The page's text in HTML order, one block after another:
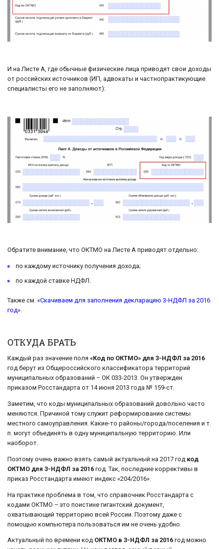
И на Листе А, где обычные физические лица приводят свои доходы
от российских источников (ИП, адвокаты и частнопрактикующие
специалисты его не заполняют):
Обратите внимание, что ОКТМО на Листе А приводят отдельно:
по каждому источнику получения дохода;
по каждой ставке НДФЛ.
Также см. «Скачиваем для заполнения декларацию 3-НДФЛ за 2016
год».
ОТКУДА БРАТЬ
Каждый раз значение поля «Код по ОКТМО» для 3-НДФЛ за 2016
год берут из Общероссийского классификатора территорий
муниципальных образований – ОК 033-2013. Он утвержден
приказом Росстандарта от 14 июня 2013 года № 159-ст.
Заметим, что коды муниципальных образований довольно часто
меняются. Причиной тому служит реформирование системы
местного самоуправления. Какие-то районы/города/поселения и т.
п. могут объединять в одну муниципальную территорию. Или
наоборот.
Поэтому очень важно взять самый актуальный на 2017 год код
ОКТМО для 3-НДФЛ за 2016 год. Так, последние коррективы в
приказ Росстандарта имеют индекс «204/2016».
На практике проблема в том, что справочник Росстандарта с
кодами ОКТМО – это поистине гигантский документ,
охватывающий территорию всей России. Поэтому даже с
помощью компьютера пользоваться им не очень удобно.
Актуальный по времени код ОКТМО в 3-НДФЛ за 2016 год можно